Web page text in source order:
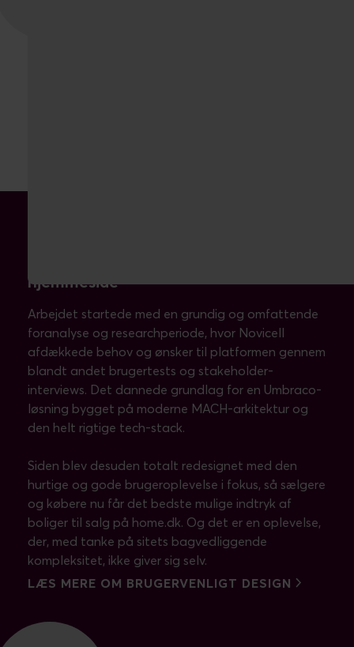
hjemmeside
Arbejdet startede med en grundig og omfattende
foranalyse og researchperiode, hvor Novicell
afdækkede behov og ønsker til platformen gennem
blandt andet brugertests og stakeholder-
interviews. Det dannede grundlag for en Umbraco-
løsning bygget på moderne MACH-arkitektur og
den helt rigtige tech-stack.
Siden blev desuden totalt redesignet med den
hurtige og gode brugeroplevelse i fokus, så sælgere
og købere nu får det bedste mulige indtryk af
boliger til salg på home.dk. Og det er en oplevelse,
der, med tanke på sitets bagvedliggende
LÆS MERE OM BRUGERVENLIGT DESIGN